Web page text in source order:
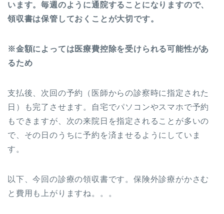
います。毎週のように通院することになりますので、
領収書は保管しておくことが大切です。
※金額によっては医療費控除を受けられる可能性があ
るため
支払後、次回の予約（医師からの診察時に指定された
日）も完了させます。自宅でパソコンやスマホで予約
もできますが、次の来院日を指定されることが多いの
で、その日のうちに予約を済ませるようにしていま
す。
以下、今回の診療の領収書です。保険外診療がかさむ
と費用も上がりますね。。。